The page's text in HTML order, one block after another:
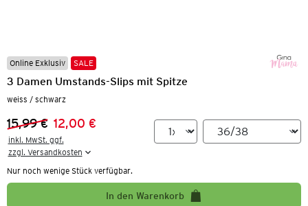
Online Exklusiv SALE
3 Damen Umstands-Slips mit Spitze
weiss / schwarz
Vorheriger Preis:
15,99 €
Neuer Preis:
12,00 €
inkl. MwSt. ggf.
zzgl. Versandkosten
Nur noch wenige Stück verfügbar.
In den Warenkorb